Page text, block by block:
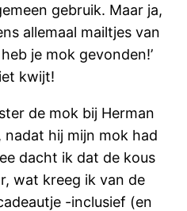
gebruik. Maar ja,
allemaal mailtjes van
je mok gevonden!’
kwijt!
de mok bij Herman
hij mijn mok had
dacht ik dat de kous
wat kreeg ik van de
-inclusief (en